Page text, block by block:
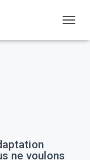
É
ne voulons